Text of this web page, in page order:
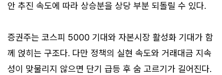
안 추진 속도에 따라 상승분을 상당 부분 되돌릴 수 있다.
증권주는 코스피 5000 기대와 자본시장 활성화 기대가 함
께 얹히는 구조다. 다만 정책의 실현 속도와 거래대금 지속
성이 맞물리지 않으면 단기 급등 후 숨 고르기가 길어진다.